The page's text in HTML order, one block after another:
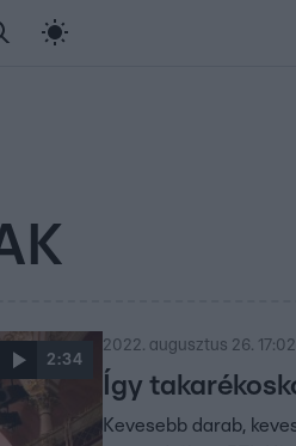
Most Wanted
2:34
2022. augusztus 26. 17:02
Így
Kevesebb darab,